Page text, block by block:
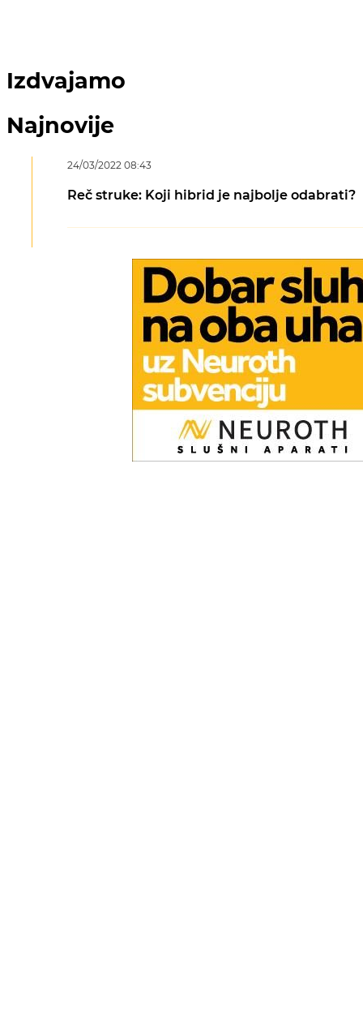
Izdvajamo
Najnovije
Reč struke: Koji hibrid je najbolje odabrati?
24/03/2022 08:43